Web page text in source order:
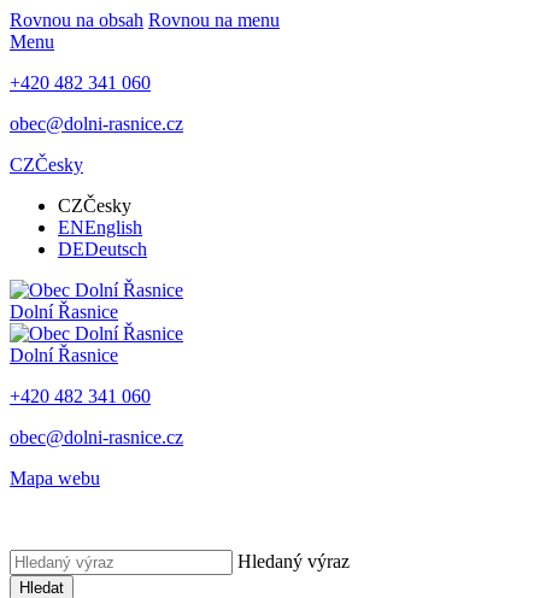
Rovnou na obsah Rovnou na menu
Menu
+420 482 341 060
obec@dolni-rasnice.cz
CZČesky
CZČesky
ENEnglish
DEDeutsch
Dolní Řasnice
Dolní Řasnice
+420 482 341 060
obec@dolni-rasnice.cz
Mapa webu
Hledaný výraz
Hledat